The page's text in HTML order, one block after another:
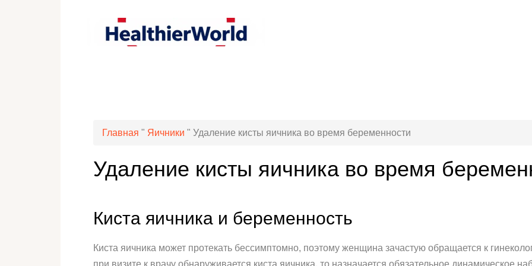
Главная " Яичники " Удаление кисты яичника во время беременности
Удаление кисты яичника во время
Киста яичника и беременность
Киста яичника может протекать бессимптомно, поэтому женщина зачастую обращается к
при визите к врачу обнаруживается киста яичника, то назначается обязательное динамическое